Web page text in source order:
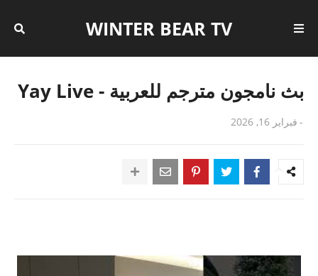
WINTER BEAR TV
بث نامجون مترجم للعربية - Yay Live
- فبراير 16, 2026